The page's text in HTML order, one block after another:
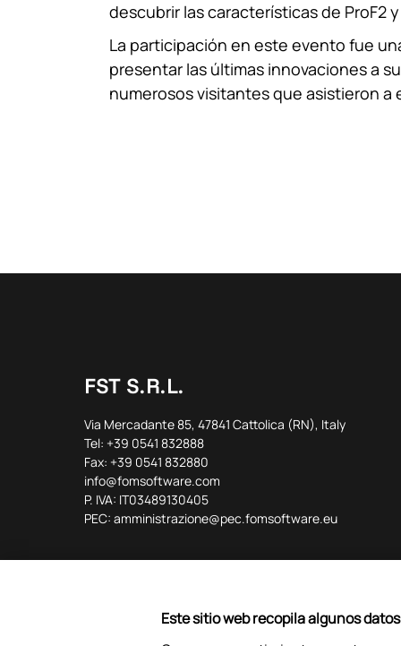
descubrir las características de ProF2
La participación en este evento fue
presentar las últimas innovaciones a
numerosos visitantes que asistieron
FST S.R.L.
Via Mercadante 85, 47841 Cattolica (RN), Italy
Tel: +39 0541 832888
Fax: +39 0541 832880
info@fomsoftware.com
P. IVA: IT03489130405
PEC: amministrazione@pec.fomsoftware.eu
Este sitio web recopila algunos